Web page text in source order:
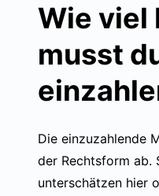
Wie viel
musst
Die einzuzahlende
der Rechtsform ab.
unterschätzen hier